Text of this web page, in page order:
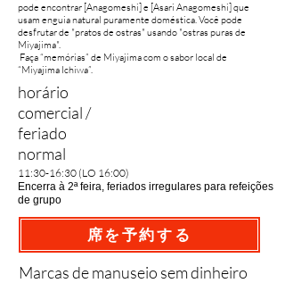
pode encontrar [Anagomeshi] e [Asari Anagomeshi] que
usam enguia natural puramente doméstica. Você pode
desfrutar de "pratos de ostras" usando "ostras puras de
Miyajima".
​ Faça “memórias” de Miyajima com o sabor local de
“Miyajima Ichiwa”.
horário
comercial /
feriado
normal
11:30-16:30 (LO 16:00)
Encerra à 2ª feira, feriados irregulares para refeições
de grupo
席を予約する
Marcas de manuseio sem dinheiro